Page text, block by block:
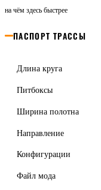
на чём здесь быстрее
ПАСПОРТ ТРАССЫ
Длина круга
Питбоксы
Ширина полотна
Направление
Конфигурации
Файл мода